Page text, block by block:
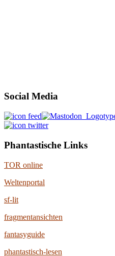
Social Media
Phantastische Links
TOR online
Weltenportal
sf-lit
fragmentansichten
fantasyguide
phantastisch-lesen